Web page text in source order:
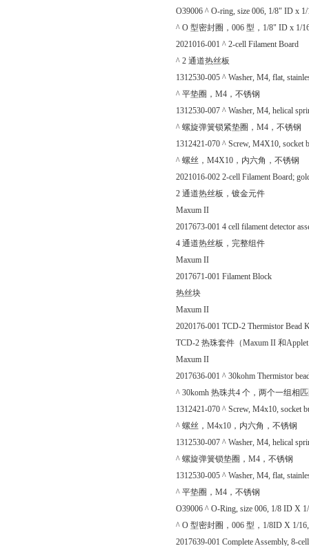
O39006 ^ O-ring, size 006, 1/8" ID x
^ O 型密封圈，006 型，1/8" ID x 1/
2021016-001 ^ 2-cell Filament Board
^ 2 通道热丝板
1312530-005 ^ Washer, M4, flat,
^ 平垫圈，M4，不锈钢
1312530-007 ^ Washer, M4, helical
^ 螺旋弹簧锁紧垫圈，M4，不锈钢
1312421-070 ^ Screw, M4X10, socket
^ 螺丝，M4X10，内六角，不锈钢
2021016-002 2-cell Filament Board;
2 通道热丝板，镀金元件
Maxum II
2017673-001 4 cell filament detector
4 通道热丝板，完整组件
Maxum II
2017671-001 Filament Block
热丝块
Maxum II
2020176-001 TCD-2 Thermistor Bead
TCD-2 热珠套件（Maxum II 和
Maxum II
2017636-001 ^ 30kohm Thermistor
^ 30komh 热珠共4 个，两个一组相
1312421-070 ^ Screw, M4x10, socket
^ 螺丝，M4x10，内六角，不锈钢
1312530-007 ^ Washer, M4, helical
^ 螺旋弹簧锁垫圈，M4，不锈钢
1312530-005 ^ Washer, M4, flat,
^ 平垫圈，M4，不锈钢
O39006 ^ O-Ring, size 006, 1/8 ID X
^ O 型密封圈，006 型，1/8ID X 1/
2017639-001 Complete Assembly, 8-